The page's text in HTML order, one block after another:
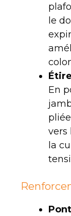
le
En
vers
la